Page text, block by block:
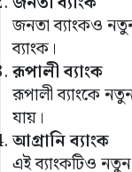
জনতা ব্যাংকও
ব্যাংক।
রূপালী ব্যাংক
রূপালী ব্যাংকে
যায়।
আগ্রানি ব্যাংক
এই ব্যাংকটিও